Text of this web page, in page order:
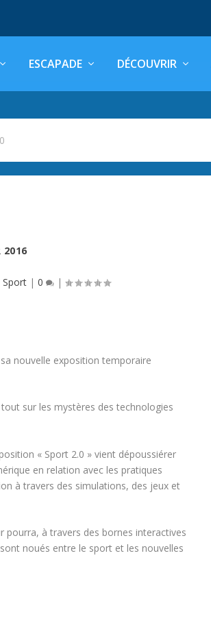
ESCAPADE DÉCOUVRIR
2016
Sport| 0 |
nouvelle exposition temporaire
sur les mystères des technologies
« Sport 2.0 » vient dépoussiérer
en relation avec les pratiques
à travers des simulations, des jeux et
pourra, à travers des bornes interactives
noués entre le sport et les nouvelles